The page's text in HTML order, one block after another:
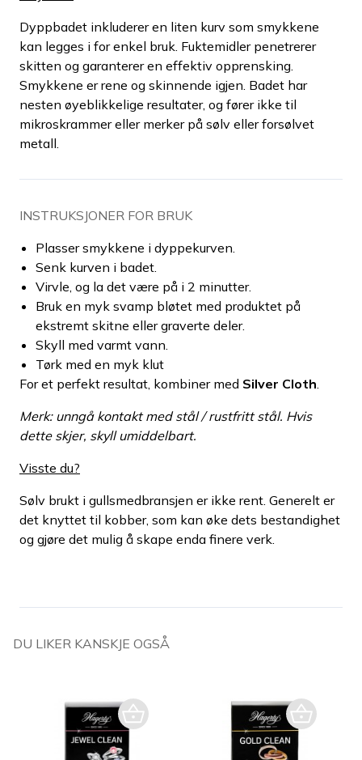
Dyppbadet inkluderer en liten kurv som smykkene
kan legges i for enkel bruk. Fuktemidler penetrerer
skitten og garanterer en effektiv opprensking.
Smykkene er rene og skinnende igjen. Badet har
nesten øyeblikkelige resultater, og fører ikke til
mikroskrammer eller merker på sølv eller forsølvet
metall.
INSTRUKSJONER FOR BRUK
Plasser smykkene i dyppekurven.
Senk kurven i badet.
Virvle, og la det være på i 2 minutter.
Bruk en myk svamp bløtet med produktet på
ekstremt skitne eller graverte deler.
Skyll med varmt vann.
Tørk med en myk klut
For et perfekt resultat, kombiner med Silver Cloth
Merk: unngå kontakt med stål / rustfritt stål. Hvis
dette skjer, skyll umiddelbart.
Visste du?
Sølv brukt i gullsmedbransjen er ikke rent. Generelt er
det knyttet til kobber, som kan øke dets bestandighet
og gjøre det mulig å skape enda finere verk.
DU LIKER KANSKJE OGSÅ